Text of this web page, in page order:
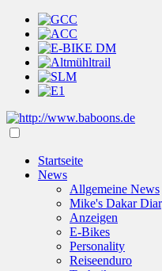
Startseite
News
Allgemeine News
Mike's Dakar
Anzeigen
E-Bikes
Personality
Reiseenduro